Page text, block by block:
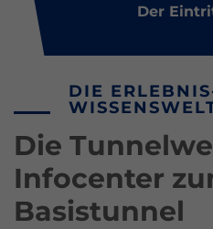
Der
DIE
Die
Infocenter
Basistunnel